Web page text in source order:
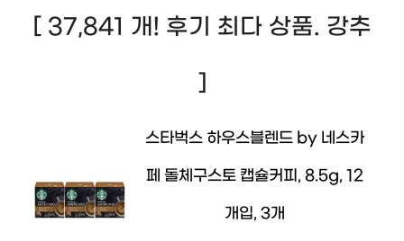
[ 37,841 개! 후기 최다 상품. 강추
]
스타벅스 하우스블렌드 by 네스카
페 돌체구스토 캡슐커피, 8.5g, 12
개입, 3개